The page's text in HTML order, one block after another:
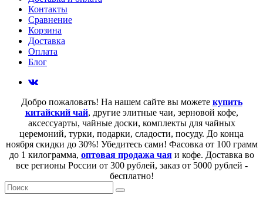
Контакты
Сравнение
Корзина
Доставка
Оплата
Блог
Добро пожаловать! На нашем сайте вы можете купить
китайский чай, другие элитные чаи, зерновой кофе,
аксессуарты, чайные доски, комплекты для чайных
церемоний, турки, подарки, сладости, посуду. До конца
ноября скидки до 30%! Убедитесь сами! Фасовка от 100 грамм
до 1 килограмма, оптовая продажа чаяи кофе. Доставка во
все регионы России от 300 рублей, заказ от 5000 рублей -
бесплатно!